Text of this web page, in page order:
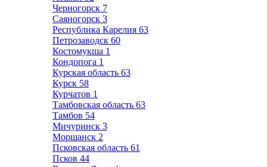
Черногорск 7
Саяногорск 3
Республика Карелия 63
Петрозаводск 60
Костомукша 1
Кондопога 1
Курская область 63
Курск 58
Курчатов 1
Тамбовская область 63
Тамбов 54
Мичуринск 3
Моршанск 2
Псковская область 61
Псков 44